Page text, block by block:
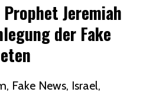
Jeremiah
der Fake
Fake News Israel